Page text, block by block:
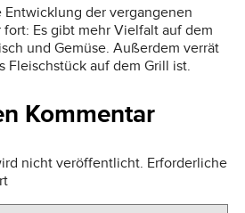
der vergangenen
Es gibt mehr Vielfalt auf dem
und Gemüse. Außerdem verrät
Fleischstück auf dem Grill ist.
Kommentar
nicht veröffentlicht. Erforderliche